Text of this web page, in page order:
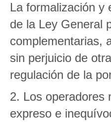
La formalización y
de la Ley General
complementarias,
sin perjuicio de
regulación de la
2. Los operadores
expreso e